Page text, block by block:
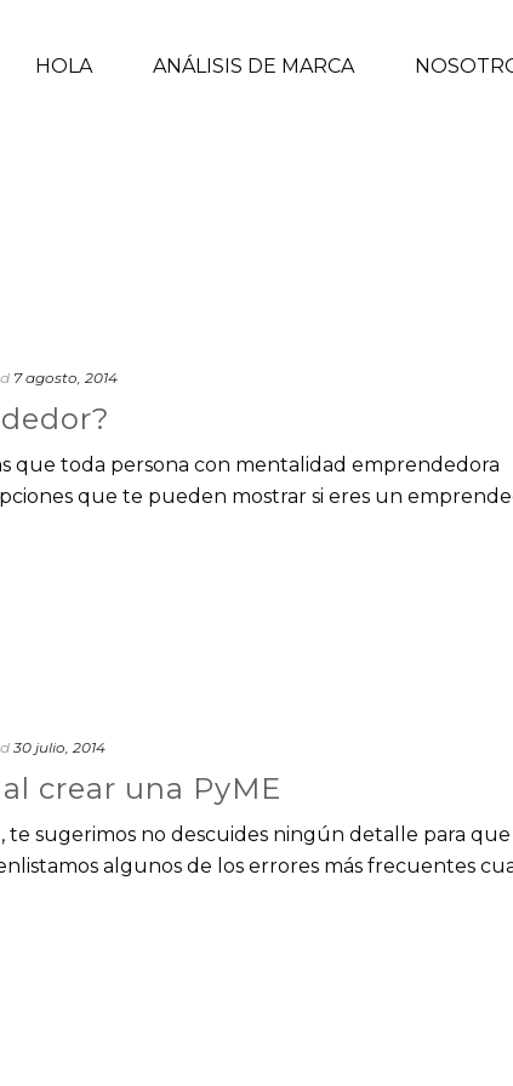
HOLA ANÁLISIS DE MARCA
7 agosto, 2014
que toda persona con mentalidad emprendedora
que te pueden mostrar si eres un
30 julio, 2014
crear una PyME
te sugerimos no descuides ningún detalle para
algunos de los errores más frecuentes